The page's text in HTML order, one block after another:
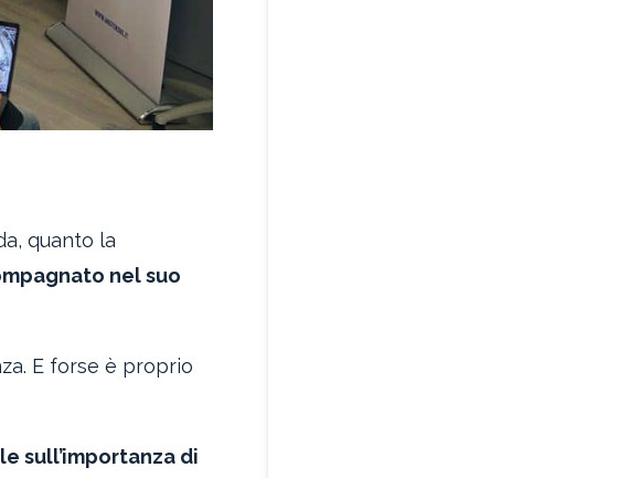
quanto la
nel suo
E forse è proprio
sull’importanza di